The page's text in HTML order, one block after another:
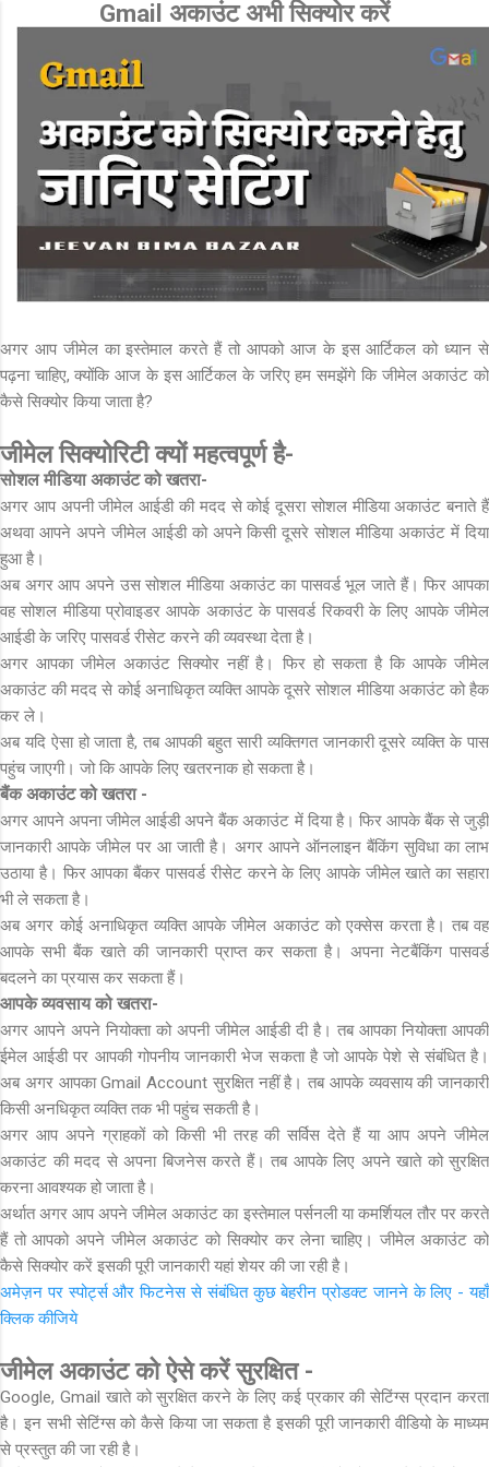
Skip to main content
Gmail अकाउंट अभी सिक्योर करें
अगर आप जीमेल का इस्तेमाल करते हैं तो आपको आज के इस आर्टिकल को ध्यान से
पढ़ना चाहिए, क्योंकि आज के इस आर्टिकल के जरिए हम समझेंगे कि जीमेल अकाउंट को
कैसे सिक्योर किया जाता है?
जीमेल सिक्योरिटी क्यों महत्वपूर्ण है-
सोशल मीडिया अकाउंट को खतरा-
अगर आप अपनी जीमेल आईडी की मदद से कोई दूसरा सोशल मीडिया अकाउंट बनाते हैं
अथवा आपने अपने जीमेल आईडी को अपने किसी दूसरे सोशल मीडिया अकाउंट में दिया
हुआ है।
अब अगर आप अपने उस सोशल मीडिया अकाउंट का पासवर्ड भूल जाते हैं। फिर आपका
वह सोशल मीडिया प्रोवाइडर आपके अकाउंट के पासवर्ड रिकवरी के लिए आपके जीमेल
आईडी के जरिए पासवर्ड रीसेट करने की व्यवस्था देता है।
अगर आपका जीमेल अकाउंट सिक्योर नहीं है। फिर हो सकता है कि आपके जीमेल
अकाउंट की मदद से कोई अनाधिकृत व्यक्ति आपके दूसरे सोशल मीडिया अकाउंट को हैक
कर ले।
अब यदि ऐसा हो जाता है, तब आपकी बहुत सारी व्यक्तिगत जानकारी दूसरे व्यक्ति के पास
पहुंच जाएगी। जो कि आपके लिए खतरनाक हो सकता है।
बैंक अकाउंट को खतरा -
अगर आपने अपना जीमेल आईडी अपने बैंक अकाउंट में दिया है। फिर आपके बैंक से जुड़ी
जानकारी आपके जीमेल पर आ जाती है। अगर आपने ऑनलाइन बैंकिंग सुविधा का लाभ
उठाया है। फिर आपका बैंकर पासवर्ड रीसेट करने के लिए आपके जीमेल खाते का सहारा
भी ले सकता है।
अब अगर कोई अनाधिकृत व्यक्ति आपके जीमेल अकाउंट को एक्सेस करता है। तब वह
आपके सभी बैंक खाते की जानकारी प्राप्त कर सकता है। अपना नेटबैंकिंग पासवर्ड
बदलने का प्रयास कर सकता हैं।
आपके व्यवसाय को खतरा-
अगर आपने अपने नियोक्ता को अपनी जीमेल आईडी दी है। तब आपका नियोक्ता आपकी
ईमेल आईडी पर आपकी गोपनीय जानकारी भेज सकता है जो आपके पेशे से संबंधित है।
अब अगर आपका Gmail Account सुरक्षित नहीं है। तब आपके व्यवसाय की जानकारी
किसी अनधिकृत व्यक्ति तक भी पहुंच सकती है।
अगर आप अपने ग्राहकों को किसी भी तरह की सर्विस देते हैं या आप अपने जीमेल
अकाउंट की मदद से अपना बिजनेस करते हैं। तब आपके लिए अपने खाते को सुरक्षित
करना आवश्यक हो जाता है।
अर्थात अगर आप अपने जीमेल अकाउंट का इस्तेमाल पर्सनली या कमर्शियल तौर पर करते
हैं तो आपको अपने जीमेल अकाउंट को सिक्योर कर लेना चाहिए। जीमेल अकाउंट को
कैसे सिक्योर करें इसकी पूरी जानकारी यहां शेयर की जा रही है।
अमेज़न पर स्पोर्ट्स और फिटनेस से संबंधित कुछ बेहरीन प्रोडक्ट जानने के लिए - यहाँ
क्लिक कीजिये
जीमेल अकाउंट को ऐसे करें सुरक्षित -
Google, Gmail खाते को सुरक्षित करने के लिए कई प्रकार की सेटिंग्स प्रदान करता
है। इन सभी सेटिंग्स को कैसे किया जा सकता है इसकी पूरी जानकारी वीडियो के माध्यम
से प्रस्तुत की जा रही है।